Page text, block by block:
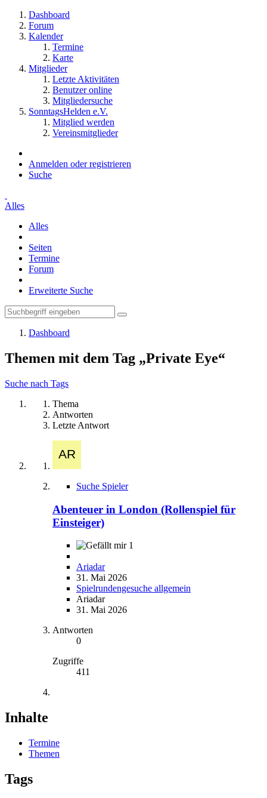
Dashboard
Forum
Kalender
Termine
Karte
Mitglieder
Letzte Aktivitäten
Benutzer online
Mitgliedersuche
SonntagsHelden e.V.
Mitglied werden
Vereinsmitglieder
Anmelden oder registrieren
Suche
Alles
Alles
Seiten
Termine
Forum
Erweiterte Suche
Dashboard
Themen mit dem Tag „Private Eye“
Suche nach Tags
Thema
Antworten
Letzte Antwort
Suche Spieler
Abenteuer in London (Rollenspiel für
Einsteiger)
1
Ariadar
31. Mai 2026
Spielrundengesuche allgemein
Ariadar
31. Mai 2026
Antworten
0
Zugriffe
411
Inhalte
Termine
Themen
Tags